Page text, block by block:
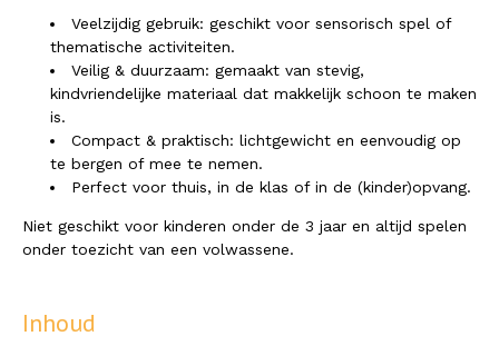
Veelzijdig gebruik: geschikt voor sensorisch spel of
thematische activiteiten.
Veilig & duurzaam: gemaakt van stevig,
kindvriendelijke materiaal dat makkelijk schoon te maken
is.
Compact & praktisch: lichtgewicht en eenvoudig op
te bergen of mee te nemen.
Perfect voor thuis, in de klas of in de (kinder)opvang.
Niet geschikt voor kinderen onder de 3 jaar en altijd spelen
onder toezicht van een volwassene.
Inhoud